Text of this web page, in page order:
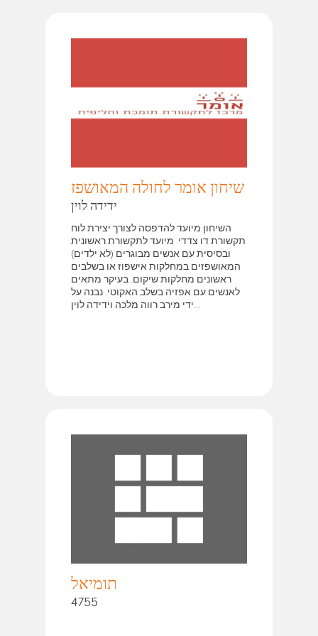
שיחון אומר לחולה המאושפז
ידידה לוין
השיחון מיועד להדפסה לצורך יצירת לוח
תקשורת דו צדדי. מיועד לתקשורת ראשונית
ובסיסית עם אנשים מבוגרים (לא ילדים)
המאושפזים במחלקות אישפוז או בשלבים
ראשונים מחלקות שיקום. בעיקר מתאים
לאנשים עם אפזיה בשלב האקוטי. נבנה על
תומיאל
4755